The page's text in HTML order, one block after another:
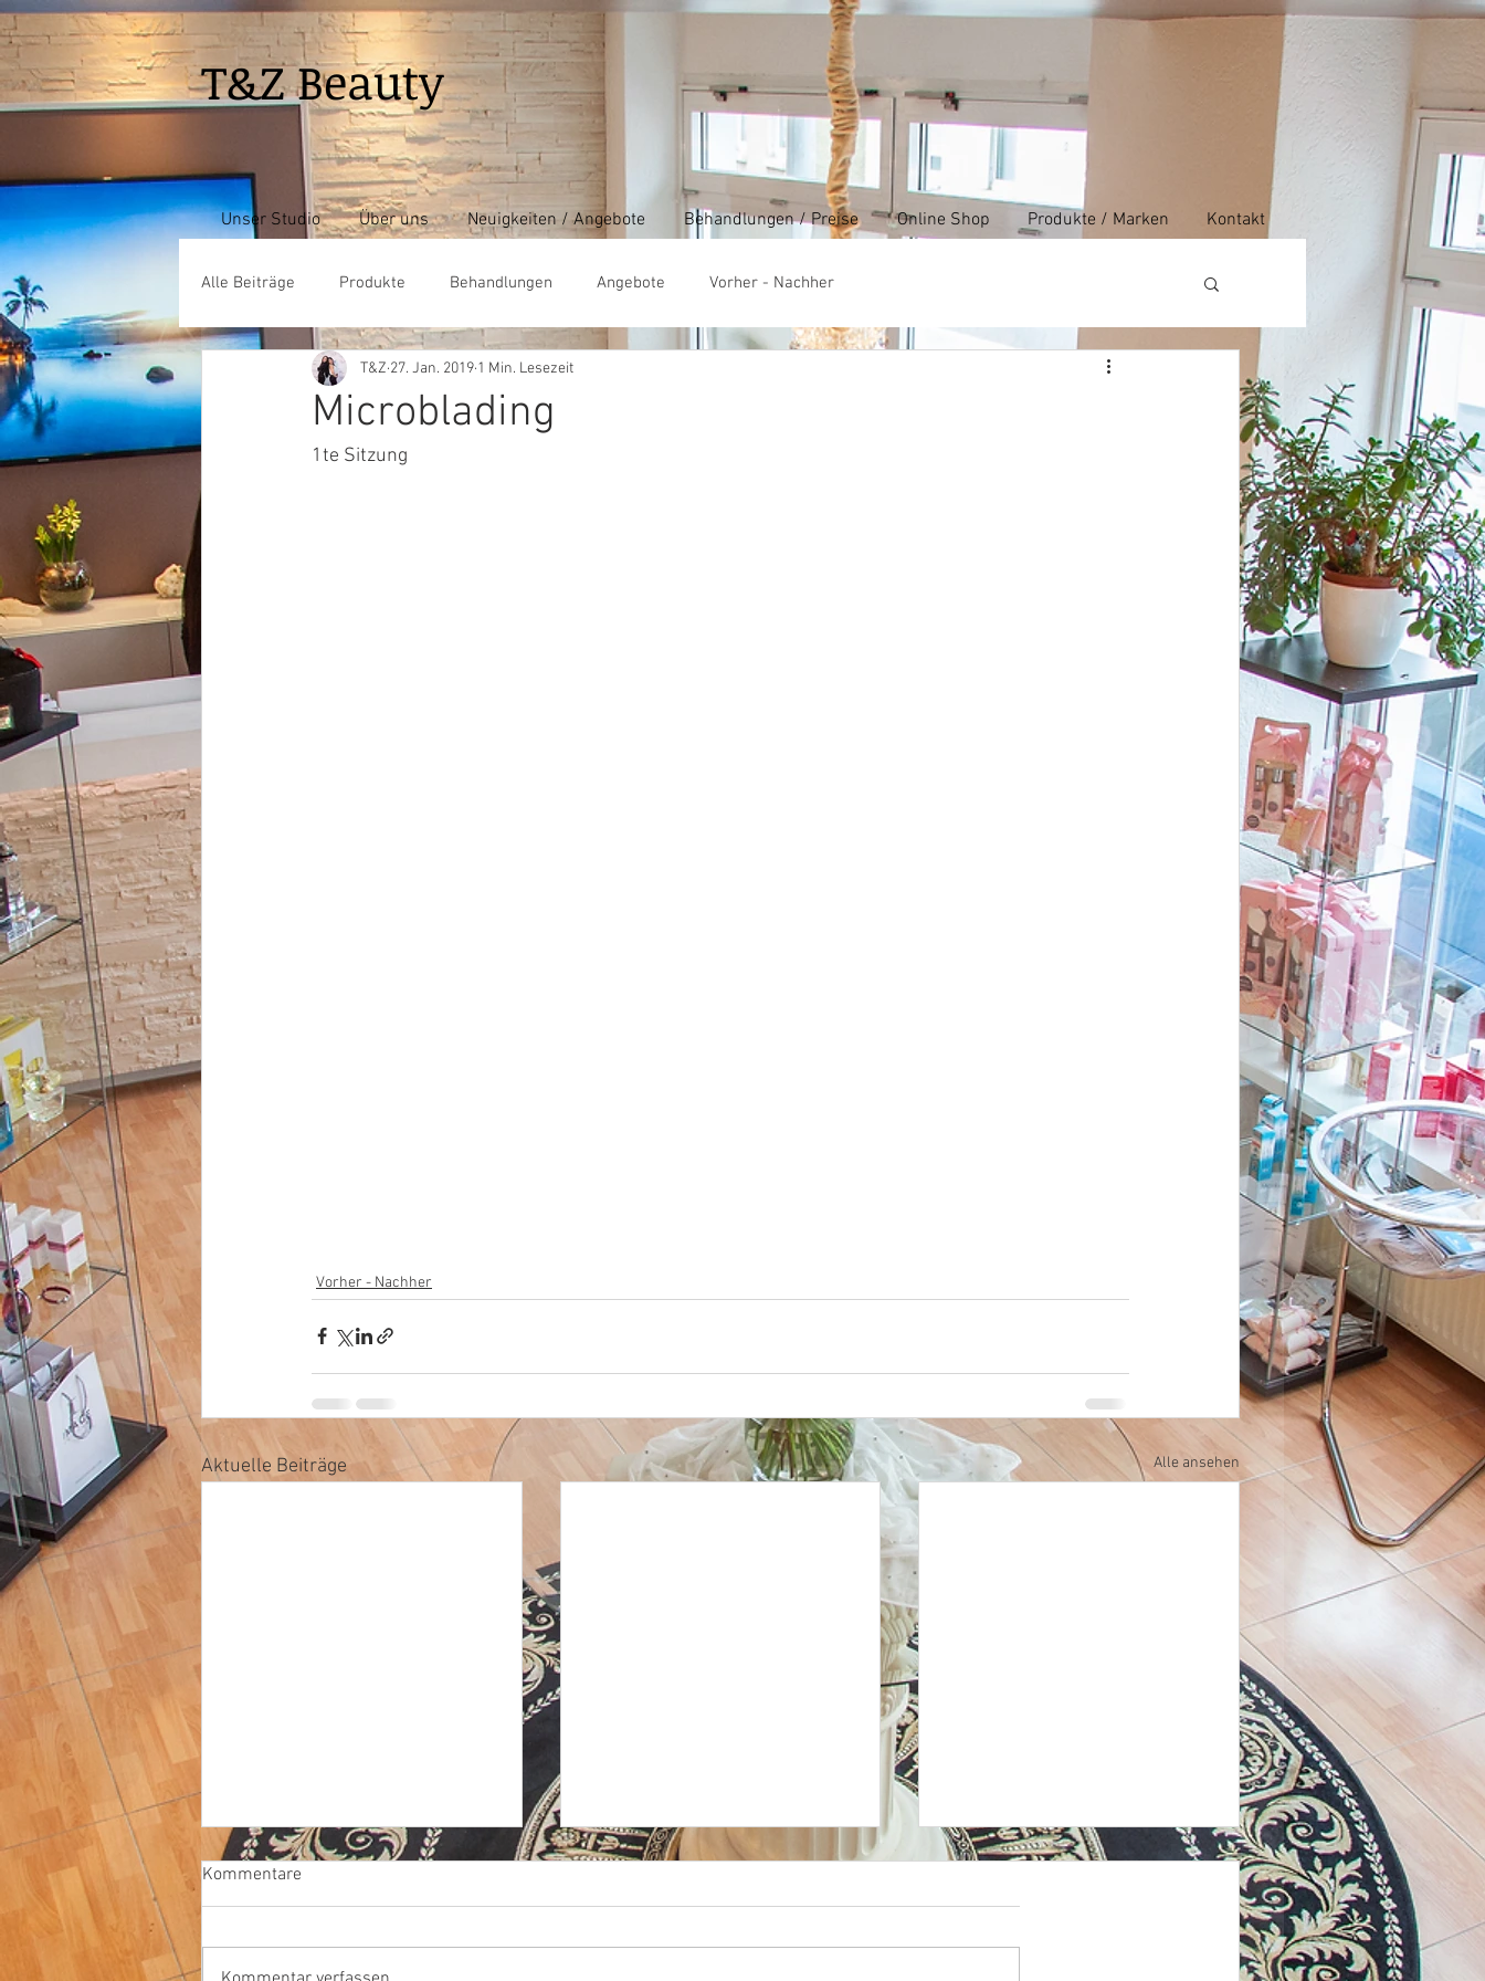
T&ZBeauty
Unser Studio Über uns Neuigkeiten / Angebote Behandlungen / Preise Online Shop Produkte / Marken Kontakt
Alle Beiträge Produkte Behandlungen Angebote Vorher - Nachher
Microblading
T&Z 27. Jan. 2019 1 Min. Lesezeit
1te Sitzung
Vorher - Nachher
Aktuelle Beiträge Alle ansehen
Kommentare